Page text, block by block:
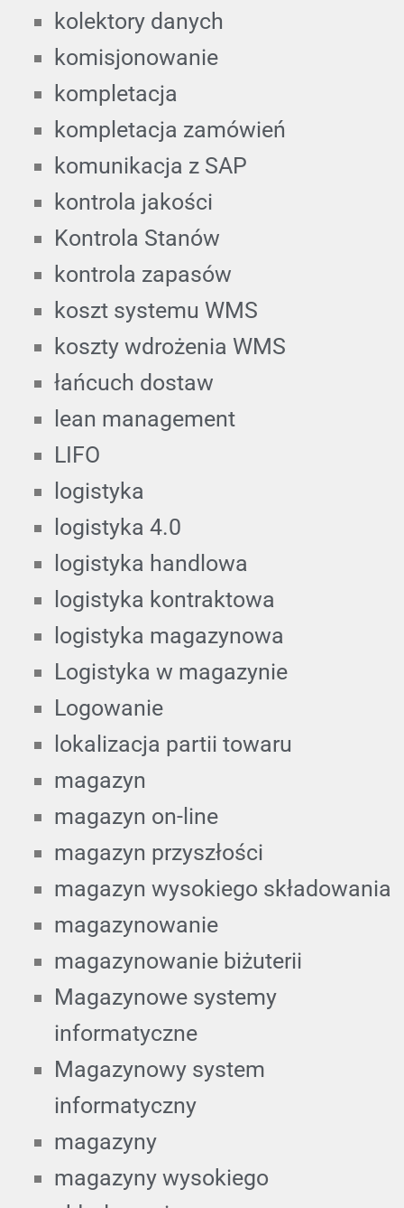
kolektory danych
komisjonowanie
kompletacja
kompletacja zamówień
komunikacja z SAP
kontrola jakości
Kontrola Stanów
kontrola zapasów
koszt systemu WMS
koszty wdrożenia WMS
łańcuch dostaw
lean management
LIFO
logistyka
logistyka 4.0
logistyka handlowa
logistyka kontraktowa
logistyka magazynowa
Logistyka w magazynie
Logowanie
lokalizacja partii towaru
magazyn
magazyn on-line
magazyn przyszłości
magazyn wysokiego składowania
magazynowanie
magazynowanie biżuterii
Magazynowe systemy
informatyczne
Magazynowy system
informatyczny
magazyny
magazyny wysokiego